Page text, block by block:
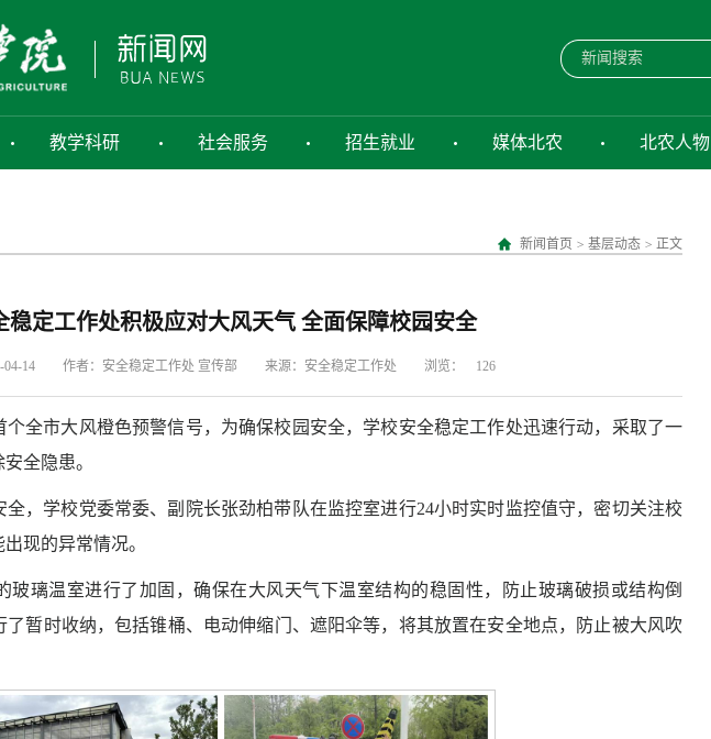
教学科研 社会服务 招生就业 媒体北农 北农人物
新闻首页 > 基层动态 > 正文
稳定工作处积极应对大风天气 全面保障校园安全
04-14 作者：安全稳定工作处 宣传部 来源：安全稳定工作处 浏览： 126
全市大风橙色预警信号，为确保校园安全，学校安全稳定工作处迅速行动，采取了一
全隐患。
全，学校党委常委、副院长张劲柏带队在监控室进行24小时实时监控值守，密切关注校
现的异常情况。
玻璃温室进行了加固，确保在大风天气下温室结构的稳固性，防止玻璃破损或结构倒
暂时收纳，包括锥桶、电动伸缩门、遮阳伞等，将其放置在安全地点，防止被大风吹